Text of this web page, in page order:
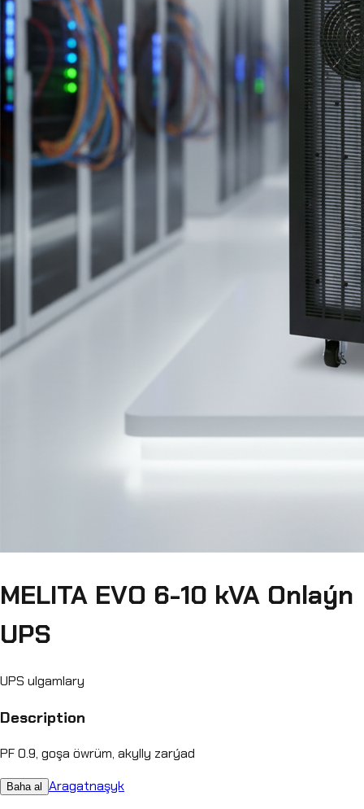
MELITA EVO 6-10 kVA Onlaýn
UPS
UPS ulgamlary
Description
PF 0.9, goşa öwrüm, akylly zarýad
Baha al Aragatnaşyk